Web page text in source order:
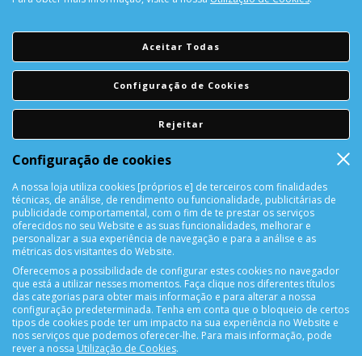
Encomendas acima de 150€
Consulte aqui a sua reparação
DEVOLUÇÕES
Devolução Garantida!
SUPORTE ONLINE
CONTACTOS
Aceitar Todas
Configuração de Cookies
Rejeitar
Configuração de cookies
A nossa loja utiliza cookies [próprios e] de terceiros com finalidades
técnicas, de análise, de rendimento ou funcionalidade, publicitárias de
publicidade comportamental, com o fim de te prestar os serviços
oferecidos no seu Website e as suas funcionalidades, melhorar e
personalizar a sua experiência de navegação e para a análise e as
métricas dos visitantes do Website.
Oferecemos a possibilidade de configurar estes cookies no navegador
que está a utilizar nesses momentos. Faça clique nos diferentes títulos
das categorias para obter mais informação e para alterar a nossa
configuração predeterminada. Tenha em conta que o bloqueio de certos
tipos de cookies pode ter um impacto na sua experiência no Website e
nos serviços que podemos oferecer-lhe. Para mais informação, pode
rever a nossa Utilização de Cookies.